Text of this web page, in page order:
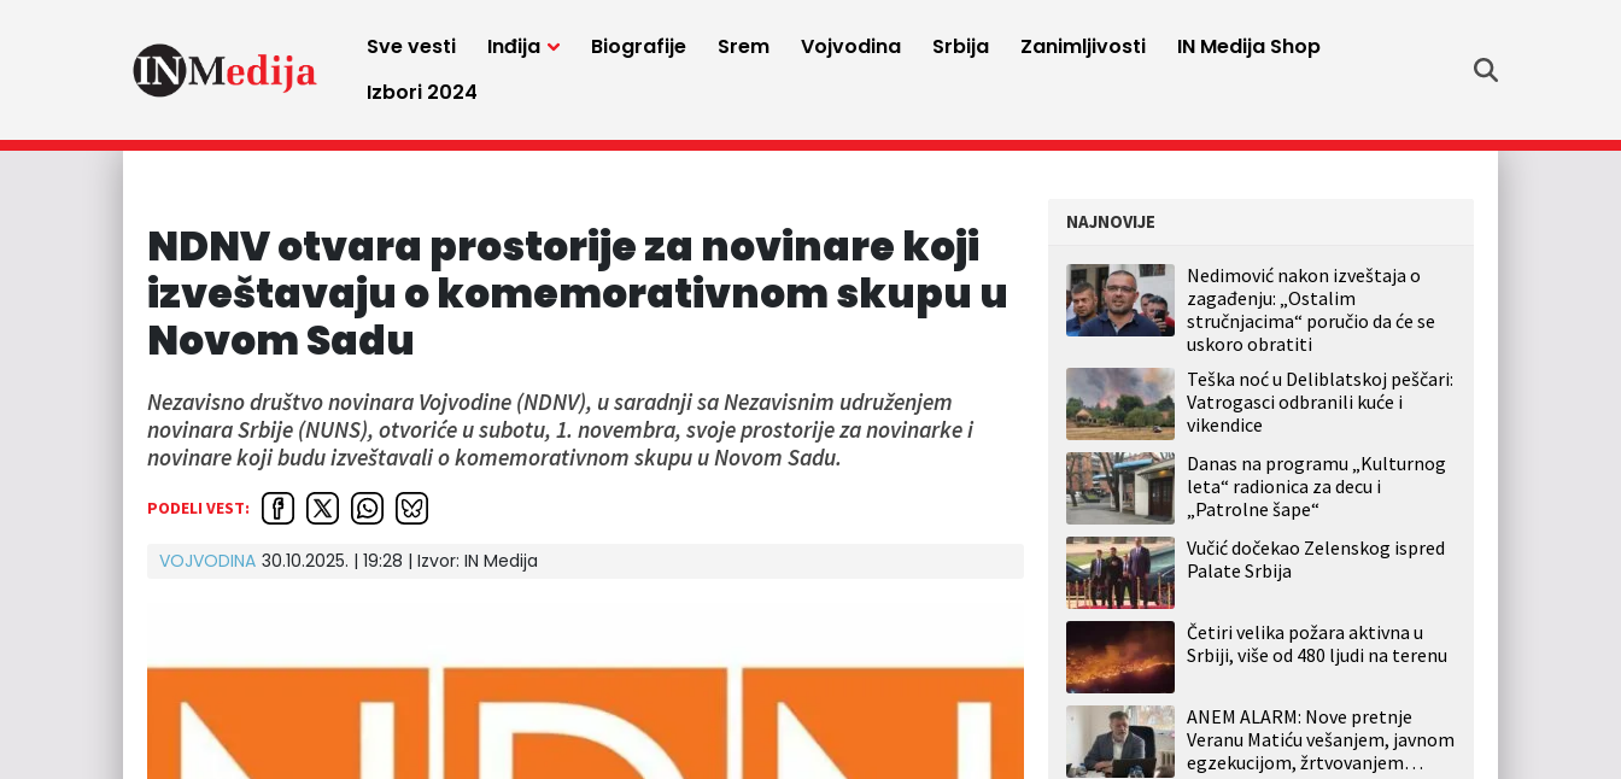
Sve vesti Inđija Biografije Srem Vojvodina Srbija Zanimljivosti
IN Medija Shop
Izbori 2024
NDNV otvara prostorije za novinare koji
izveštavaju o komemorativnom skupu u
Novom Sadu
Nezavisno društvo novinara Vojvodine (NDNV), u saradnji sa Nezavisnim udruženjem
novinara Srbije (NUNS), otvoriće u subotu, 1. novembra, svoje prostorije za novinarke i
novinare koji budu izveštavali o komemorativnom skupu u Novom Sadu.
PODELI VEST:
VOJVODINA 30.10.2025. | 19:28 | Izvor: IN Medija
NAJNOVIJE
Nedimović nakon izveštaja o
zagađenju: „Ostalim
stručnjacima“ poručio da će se
uskoro obratiti
Teška noć u Deliblatskoj peščari:
Vatrogasci odbranili kuće i
vikendice
Danas na programu „Kulturnog
leta“ radionica za decu i
„Patrolne šape“
Vučić dočekao Zelenskog ispred
Palate Srbija
Četiri velika požara aktivna u
Srbiji, više od 480 ljudi na terenu
ANEM ALARM: Nove pretnje
Veranu Matiću vešanjem, javnom
egzekucijom, žrtvovanjem…